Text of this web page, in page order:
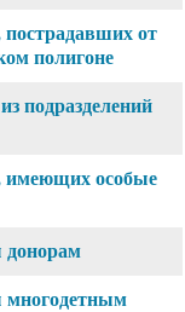
от
полигоне
подразделений
имеющих особые
донорам
многодетным